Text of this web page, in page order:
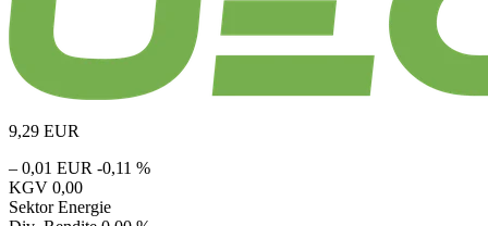
9,29 EUR
– 0,01 EUR -0,11 %
KGV 0,00
Sektor Energie